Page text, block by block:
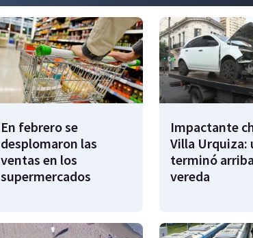
En febrero se
desplomaron las
ventas en los
supermercados
Impactante
Villa Urquiza:
terminó
vereda